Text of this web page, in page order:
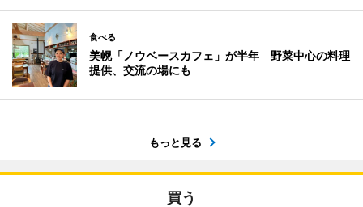
食べる
美幌「ノウベースカフェ」が半年 野菜中心の料理
提供、交流の場にも
もっと見る
買う